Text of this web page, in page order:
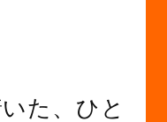
た、ひと